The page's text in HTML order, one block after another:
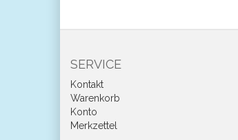
SERVICE
Kontakt
Warenkorb
Konto
Merkzettel